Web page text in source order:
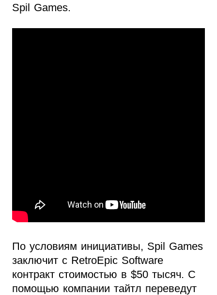
Spil Games.
По условиям инициативы, Spil Games
заключит с RetroEpic Software
контракт стоимостью в $50 тысяч. С
помощью компании тайтл переведут